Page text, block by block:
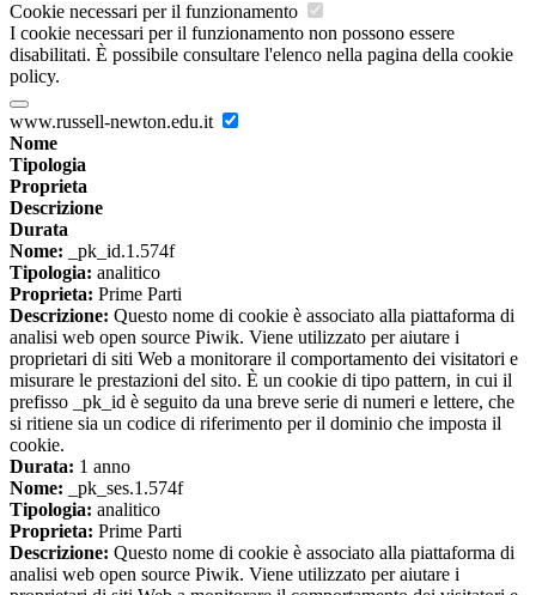
Cookie necessari per il funzionamento
I cookie necessari per il funzionamento non possono essere
disabilitati. È possibile consultare l'elenco nella pagina della cookie
policy.
www.russell-newton.edu.it
Nome
Tipologia
Proprieta
Descrizione
Durata
Nome: _pk_id.1.574f
Tipologia: analitico
Proprieta: Prime Parti
Descrizione: Questo nome di cookie è associato alla piattaforma di
analisi web open source Piwik. Viene utilizzato per aiutare i
proprietari di siti Web a monitorare il comportamento dei visitatori e
misurare le prestazioni del sito. È un cookie di tipo pattern, in cui il
prefisso _pk_id è seguito da una breve serie di numeri e lettere, che
si ritiene sia un codice di riferimento per il dominio che imposta il
cookie.
Durata: 1 anno
Nome: _pk_ses.1.574f
Tipologia: analitico
Proprieta: Prime Parti
Descrizione: Questo nome di cookie è associato alla piattaforma di
analisi web open source Piwik. Viene utilizzato per aiutare i